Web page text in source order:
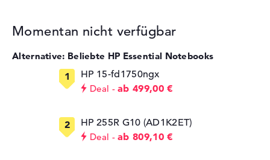
Momentan nicht verfügbar
Alternative: Beliebte HP Essential Notebooks
HP 15-fd1750ngx
Deal ab 499,00 €
HP 255R G10 (AD1K2ET)
Deal ab 809,10 €